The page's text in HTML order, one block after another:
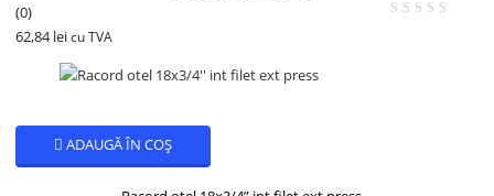
(0)
62,84lei cu TVA
ADAUGĂ ÎN COȘ